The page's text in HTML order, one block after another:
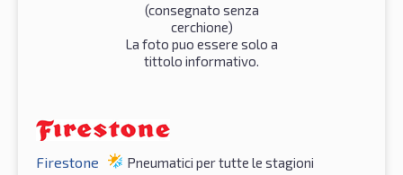
(consegnato senza
cerchione)
La foto puo essere solo a
tittolo informativo.
Firestone Pneumatici per tutte le stagioni